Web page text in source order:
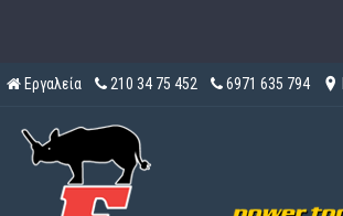
Εργαλεία 210 34 75 452 6971 635 794